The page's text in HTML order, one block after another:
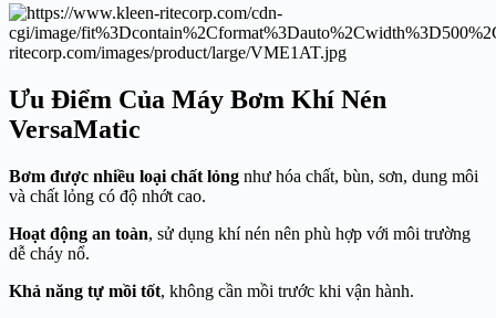
Ưu Điểm Của Máy Bơm Khí Nén
VersaMatic
Bơm được nhiều loại chất lỏng như hóa chất, bùn, sơn, dung môi
và chất lỏng có độ nhớt cao.
Hoạt động an toàn, sử dụng khí nén nên phù hợp với môi trường
dễ cháy nổ.
Khả năng tự mồi tốt, không cần mồi trước khi vận hành.